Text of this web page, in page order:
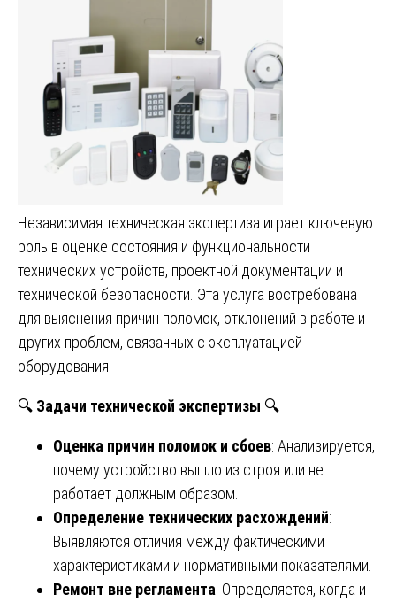
Независимая техническая экспертиза играет ключевую
роль в оценке состояния и функциональности
технических устройств, проектной документации и
технической безопасности. Эта услуга востребована
для выяснения причин поломок, отклонений в работе и
других проблем, связанных с эксплуатацией
оборудования.
🔍 Задачи технической экспертизы 🔍
Оценка причин поломок и сбоев: Анализируется,
почему устройство вышло из строя или не
работает должным образом.
Определение технических расхождений:
Выявляются отличия между фактическими
характеристиками и нормативными показателями.
Ремонт вне регламента: Определяется, когда и